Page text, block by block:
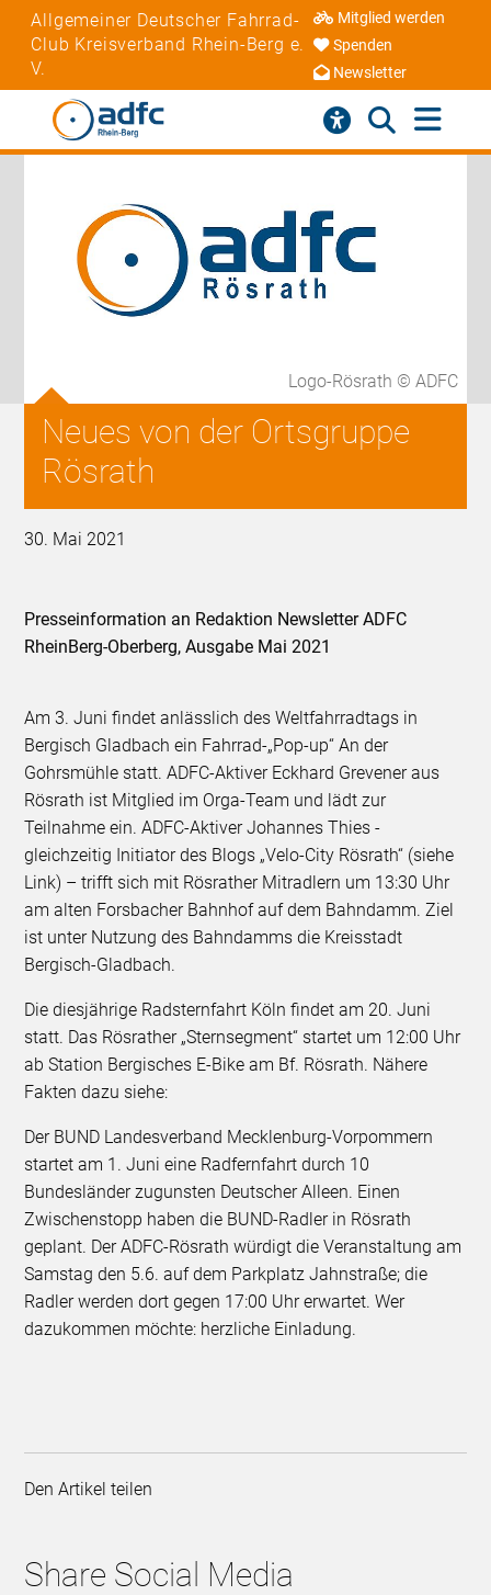
Allgemeiner Deutscher Fahrrad-
Club Kreisverband Rhein-Berg e.
V.
Mitglied werden
Spenden
Newsletter
Logo-Rösrath © ADFC
Neues von der Ortsgruppe
Rösrath
30. Mai 2021
Presseinformation an Redaktion Newsletter ADFC
RheinBerg-Oberberg, Ausgabe Mai 2021
Am 3. Juni findet anlässlich des Weltfahrradtags in
Bergisch Gladbach ein Fahrrad-„Pop-up“ An der
Gohrsmühle statt. ADFC-Aktiver Eckhard Grevener aus
Rösrath ist Mitglied im Orga-Team und lädt zur
Teilnahme ein. ADFC-Aktiver Johannes Thies -
gleichzeitig Initiator des Blogs „Velo-City Rösrath“ (siehe
Link) – trifft sich mit Rösrather Mitradlern um 13:30 Uhr
am alten Forsbacher Bahnhof auf dem Bahndamm. Ziel
ist unter Nutzung des Bahndamms die Kreisstadt
Bergisch-Gladbach.
Die diesjährige Radsternfahrt Köln findet am 20. Juni
statt. Das Rösrather „Sternsegment“ startet um 12:00 Uhr
ab Station Bergisches E-Bike am Bf. Rösrath. Nähere
Fakten dazu siehe:
Der BUND Landesverband Mecklenburg-Vorpommern
startet am 1. Juni eine Radfernfahrt durch 10
Bundesländer zugunsten Deutscher Alleen. Einen
Zwischenstopp haben die BUND-Radler in Rösrath
geplant. Der ADFC-Rösrath würdigt die Veranstaltung am
Samstag den 5.6. auf dem Parkplatz Jahnstraße; die
Radler werden dort gegen 17:00 Uhr erwartet. Wer
dazukommen möchte: herzliche Einladung.
Den Artikel teilen
Share Social Media